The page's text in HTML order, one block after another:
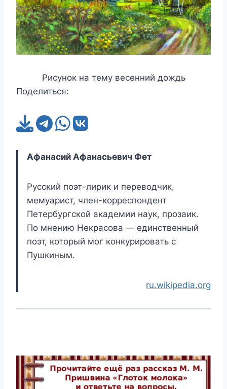
Рисунок на тему весенний дождь
Поделиться:
Афанасий Афанасьевич Фет
Русский поэт-лирик и переводчик,
мемуарист, член-корреспондент
Петербургской академии наук, прозаик.
По мнению Некрасова — единственный
поэт, который мог конкурировать с
Пушкиным.
ru.wikipedia.org